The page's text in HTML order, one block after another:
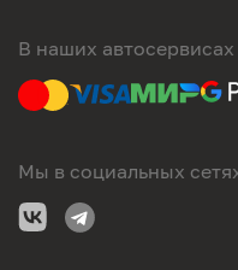
В наших
Мы в социальных